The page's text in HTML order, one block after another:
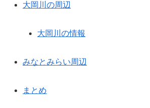
大岡川の周辺
大岡川の情報
みなとみらい周辺
まとめ